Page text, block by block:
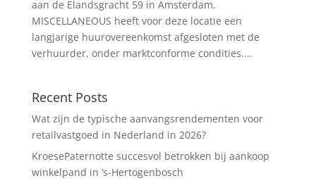
aan de Elandsgracht 59 in Amsterdam.
MISCELLANEOUS heeft voor deze locatie een
langjarige huurovereenkomst afgesloten met de
verhuurder, onder marktconforme condities....
Recent Posts
Wat zijn de typische aanvangsrendementen voor
retailvastgoed in Nederland in 2026?
KroesePaternotte succesvol betrokken bij aankoop
winkelpand in ‘s-Hertogenbosch